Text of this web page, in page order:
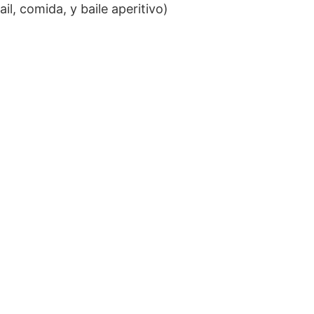
comida, y baile aperitivo)